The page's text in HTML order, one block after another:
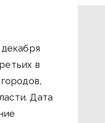
в
Дата